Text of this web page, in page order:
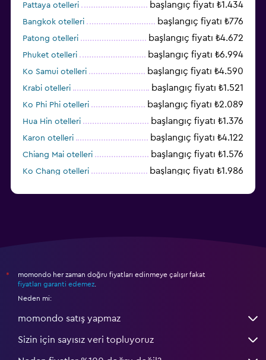
Pattaya otelleri başlangıç fiyatı ₺1.434
Bangkok otelleri başlangıç fiyatı ₺776
Patong otelleri başlangıç fiyatı ₺4.672
Phuket otelleri başlangıç fiyatı ₺6.994
Ko Samui otelleri başlangıç fiyatı ₺4.590
Krabi otelleri başlangıç fiyatı ₺1.521
Ko Phi Phi otelleri başlangıç fiyatı ₺2.089
Hua Hin otelleri başlangıç fiyatı ₺1.376
Karon otelleri başlangıç fiyatı ₺4.122
Chiang Mai otelleri başlangıç fiyatı ₺1.576
Ko Chang otelleri başlangıç fiyatı ₺1.986
*
momondo her zaman doğru fiyatları edinmeye çalışır fakat
fiyatları garanti edemez
Neden mi:
momondo satış yapmaz
Sizin için sayısız veri topluyoruz